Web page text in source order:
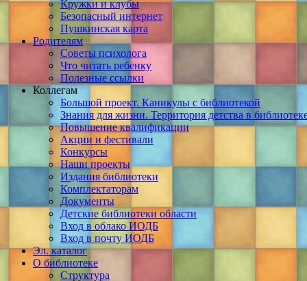
Кружки и клубы
Безопасный интернет
Пушкинская карта
Родителям
Советы психолога
Что читать ребенку
Полезные ссылки
Коллегам
Большой проект. Каникулы с библиотекой
Знания для жизни. Территория детства в
Повышение квалификации
Акции и фестивали
Конкурсы
Наши проекты
Издания библиотеки
Комплектаторам
Документы
Детские библиотеки области
Вход в облако ИОДБ
Вход в почту ИОДБ
Эл. каталог
О библиотеке
Структура